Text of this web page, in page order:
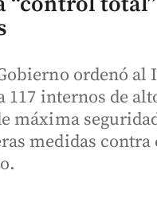
ordenó al
117 internos de
máxima
medidas